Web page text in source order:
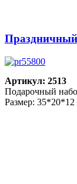
Артикул: 2513
Подарочный
Размер: 35*20*12